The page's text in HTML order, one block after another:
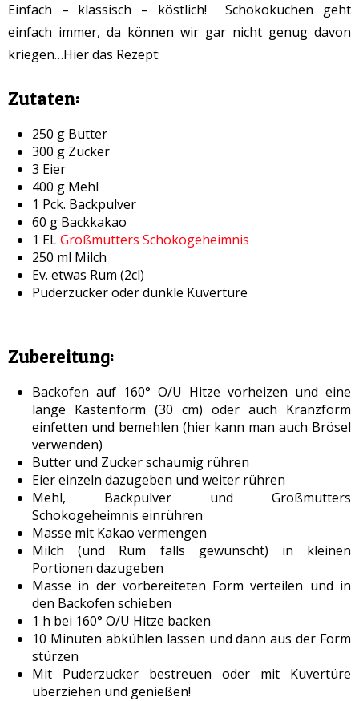
Einfach – klassisch – köstlich! Schokokuchen geht
einfach immer, da können wir gar nicht genug davon
kriegen…Hier das Rezept:
Zutaten:
250 g Butter
300 g Zucker
3 Eier
400 g Mehl
1 Pck. Backpulver
60 g Backkakao
1 ELGroßmutters Schokogeheimnis
250 ml Milch
Ev. etwas Rum (2cl)
Puderzucker oder dunkle Kuvertüre
Zubereitung:
Backofen auf 160° O/U Hitze vorheizen und eine
lange Kastenform (30 cm) oder auch Kranzform
einfetten und bemehlen (hier kann man auch Brösel
verwenden)
Butter und Zucker schaumig rühren
Eier einzeln dazugeben und weiter rühren
Mehl, Backpulver und Großmutters
Schokogeheimnis einrühren
Masse mit Kakao vermengen
Milch (und Rum falls gewünscht) in kleinen
Portionen dazugeben
Masse in der vorbereiteten Form verteilen und in
den Backofen schieben
1 h bei 160° O/U Hitze backen
10 Minuten abkühlen lassen und dann aus der Form
stürzen
Mit Puderzucker bestreuen oder mit Kuvertüre
überziehen und genießen!